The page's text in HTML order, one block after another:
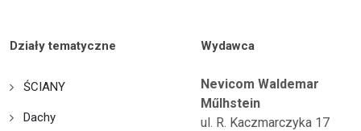
Działy tematyczne
ŚCIANY
Dachy
Wydawca
Nevicom Waldemar
Műlhstein
ul. R. Kaczmarczyka 17